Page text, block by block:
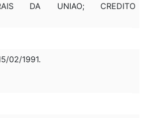
DA UNIAO; CREDITO
02/1991.